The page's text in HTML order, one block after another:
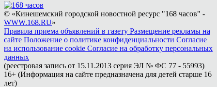
© «Кинешемский городской новостной ресурс "168 часов" -
WWW.168.RU»
Правила приема объявлений в газету Размещение рекламы на
сайте Положение о политике конфиденциальности Согласие
на использование cookie Согласие на обработку персональных
данных
(реестровая запись от 15.11.2013 серия ЭЛ № ФС 77 - 55993)
16+ (Информация на сайте предназначена для детей старше 16
лет)